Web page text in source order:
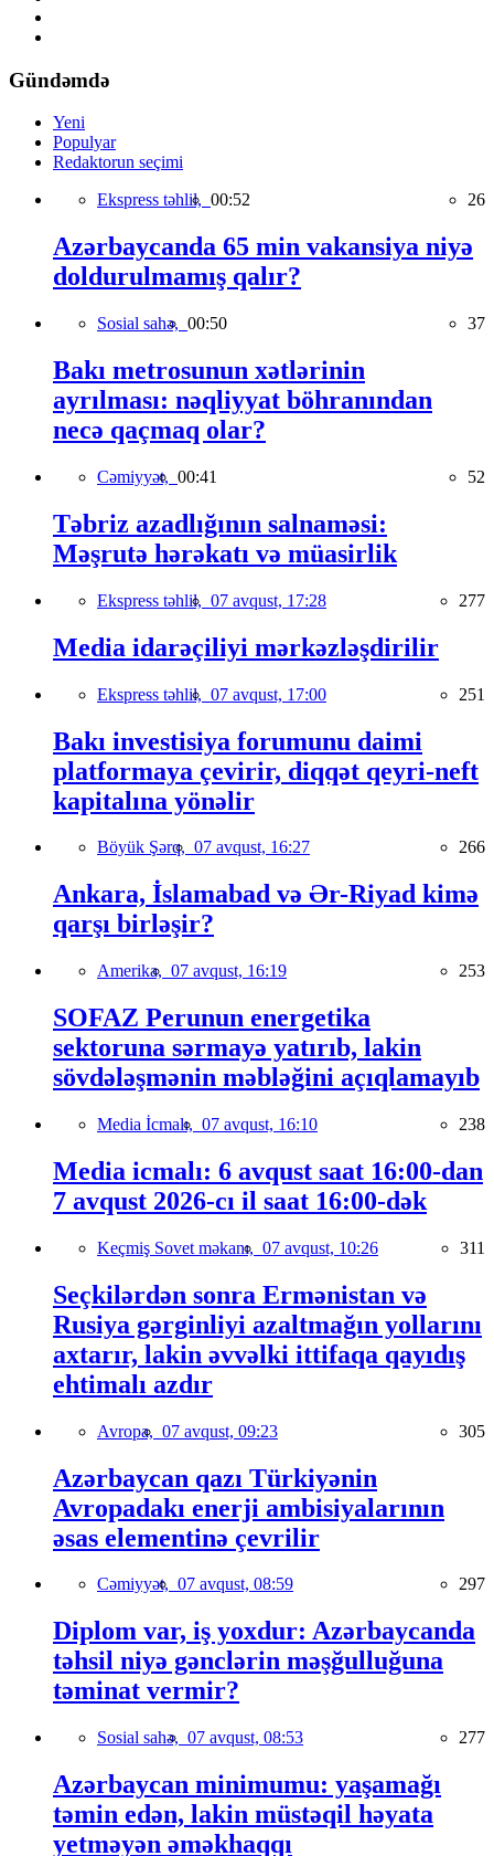
Gündəmdə
Yeni
Populyar
Redaktorun seçimi
Ekspress təhlil, 00:52 26
Azərbaycanda 65 min vakansiya niyə
doldurulmamış qalır?
Sosial sahə, 00:50 37
Bakı metrosunun xətlərinin
ayrılması: nəqliyyat böhranından
necə qaçmaq olar?
Cəmiyyət, 00:41 52
Təbriz azadlığının salnaməsi:
Məşrutə hərəkatı və müasirlik
Ekspress təhlil, 07 avqust, 17:28 277
Media idarəçiliyi mərkəzləşdirilir
Ekspress təhlil, 07 avqust, 17:00 251
Bakı investisiya forumunu daimi
platformaya çevirir, diqqət qeyri-neft
kapitalına yönəlir
Böyük Şərq, 07 avqust, 16:27 266
Ankara, İslamabad və Ər-Riyad kimə
qarşı birləşir?
Amerika, 07 avqust, 16:19 253
SOFAZ Perunun energetika
sektoruna sərmayə yatırıb, lakin
sövdələşmənin məbləğini açıqlamayıb
Media İcmalı, 07 avqust, 16:10 238
Media icmalı: 6 avqust saat 16:00-dan
7 avqust 2026-cı il saat 16:00-dək
Keçmiş Sovet məkanı, 07 avqust, 10:26 311
Seçkilərdən sonra Ermənistan və
Rusiya gərginliyi azaltmağın yollarını
axtarır, lakin əvvəlki ittifaqa qayıdış
ehtimalı azdır
Avropa, 07 avqust, 09:23 305
Azərbaycan qazı Türkiyənin
Avropadakı enerji ambisiyalarının
əsas elementinə çevrilir
Cəmiyyət, 07 avqust, 08:59 297
Diplom var, iş yoxdur: Azərbaycanda
təhsil niyə gənclərin məşğulluğuna
təminat vermir?
Sosial sahə, 07 avqust, 08:53 277
Azərbaycan minimumu: yaşamağı
təmin edən, lakin müstəqil həyata
yetməyən əməkhaqqı